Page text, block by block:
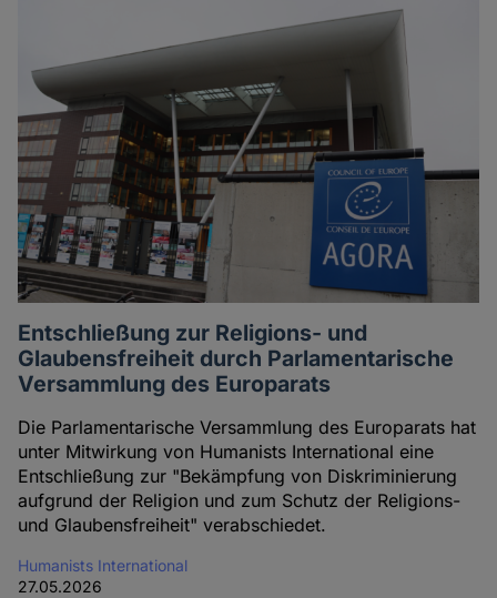
Entschließung zur Religions- und
Glaubensfreiheit durch Parlamentarische
Versammlung des Europarats
Die Parlamentarische Versammlung des Europarats hat
unter Mitwirkung von Humanists International eine
Entschließung zur "Bekämpfung von Diskriminierung
aufgrund der Religion und zum Schutz der Religions-
und Glaubensfreiheit" verabschiedet.
Humanists International
27.05.2026